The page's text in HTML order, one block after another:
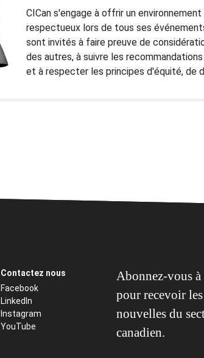
CICan s'engage à offrir un
respectueux lors de tous ses
sont invités à faire preuve de
des autres, à suivre les
et à respecter les principes d'équité, de
Contactez nous
Facebook
LinkedIn
Instagram
YouTube
Abonnez-vous à
pour recevoir
nouvelles du
canadien.